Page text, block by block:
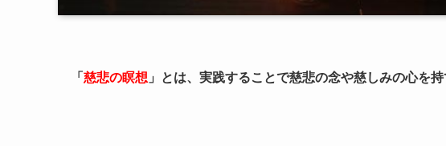
「 慈悲の瞑想 」とは、実践することで慈悲の念や慈しみの心を